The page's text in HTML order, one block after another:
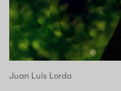
Juan Luis Lorda